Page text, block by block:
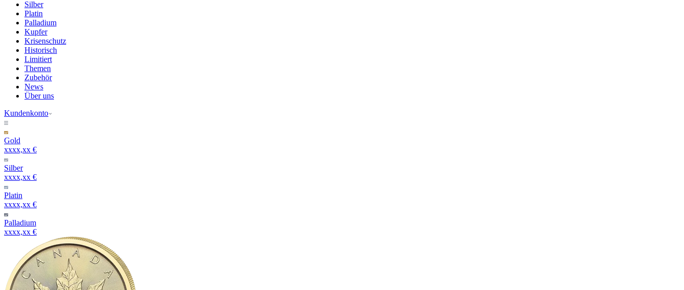
Silber
Platin
Palladium
Kupfer
Krisenschutz
Historisch
Limitiert
Themen
Zubehör
News
Über uns
Kundenkonto
Gold
xxxx,xx €
Silber
xxxx,xx €
Platin
xxxx,xx €
Palladium
xxxx,xx €